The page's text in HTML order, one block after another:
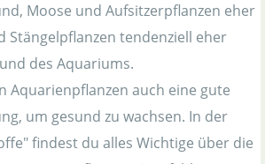
Moose und Aufsitzerpflanzen eher
Stängelpflanzen tendenziell eher
des Aquariums.
Aquarienpflanzen auch eine gute
um gesund zu wachsen. In der
findest du alles Wichtige über die